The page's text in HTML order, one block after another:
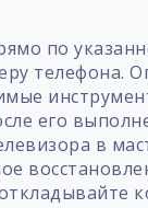
по
телефона.
его
в